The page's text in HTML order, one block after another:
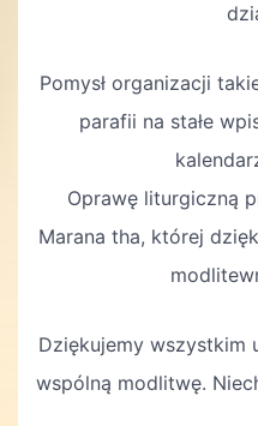
Pomysł organizacji
parafii na stałe
Oprawę liturgiczną
Marana tha, której
Dziękujemy wszystkim
wspólną modlitwę.